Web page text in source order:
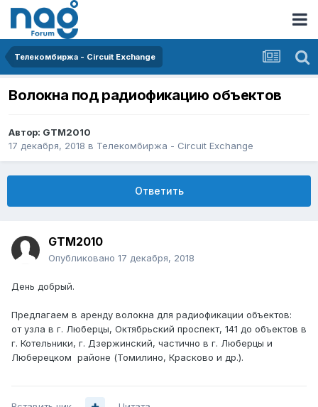
Телекомбиржа - Circuit Exchange
Волокна под радиофикацию объектов
Автор: GTM2010
17 декабря, 2018 в Телекомбиржа - Circuit Exchange
Ответить
GTM2010
Опубликовано 17 декабря, 2018
День добрый.
Предлагаем в аренду волокна для радиофикации объектов:
от узла в г. Люберцы, Октябрьский проспект, 141 до объектов в
г. Котельники, г. Дзержинский, частично в г. Люберцы и
Люберецком районе (Томилино, Красково и др.).